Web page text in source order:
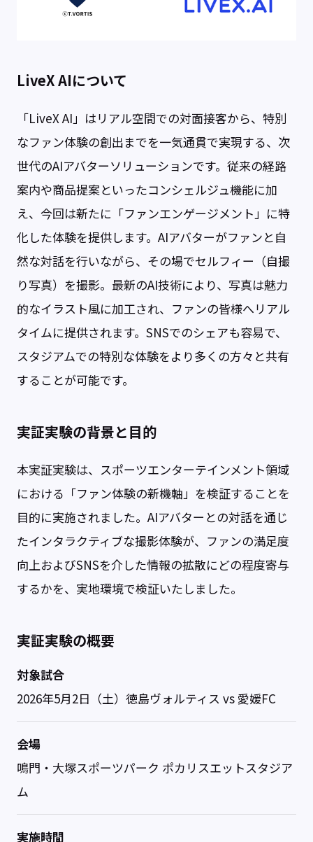
LiveX AIについて
「LiveX AI」はリアル空間での対面接客から、特別
なファン体験の創出までを一気通貫で実現する、次
世代のAIアバターソリューションです。従来の経路
案内や商品提案といったコンシェルジュ機能に加
え、今回は新たに「ファンエンゲージメント」に特
化した体験を提供します。AIアバターがファンと自
然な対話を行いながら、その場でセルフィー（自撮
り写真）を撮影。最新のAI技術により、写真は魅力
的なイラスト風に加工され、ファンの皆様へリアル
タイムに提供されます。SNSでのシェアも容易で、
スタジアムでの特別な体験をより多くの方々と共有
することが可能です。
実証実験の背景と目的
本実証実験は、スポーツエンターテインメント領域
における「ファン体験の新機軸」を検証することを
目的に実施されました。AIアバターとの対話を通じ
たインタラクティブな撮影体験が、ファンの満足度
向上およびSNSを介した情報の拡散にどの程度寄与
するかを、実地環境で検証いたしました。
実証実験の概要
対象試合
2026年5月2日（土）徳島ヴォルティス vs 愛媛FC
会場
鳴門・大塚スポーツパーク ポカリスエットスタジア
ム
実施時間